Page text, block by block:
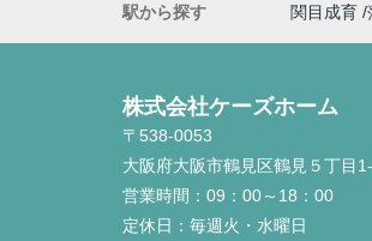
駅から探す
関目成育
株式会社ケーズホーム
〒538-0053
大阪府大阪市鶴見区鶴見５丁目
営業時間： 09：00～18：00
定休日： 毎週火・水曜日